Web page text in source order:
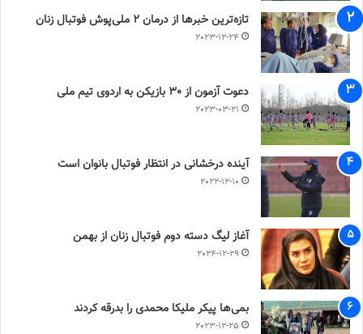
تازه‌ترین خبرها از درمان ۲ ملی‌پوش فوتبال زنان
2023-12-24
دعوت آزمون از 30 بازیکن به اردوی تیم ملی
2023-03-21
آینده درخشانی در انتظار فوتبال بانوان است
2022-12-10
آغاز لیگ دسته دوم فوتبال زنان از بهمن
2024-12-29
بمی‌ها پیکر ملیکا محمدی را بدرقه کردند
2023-12-25